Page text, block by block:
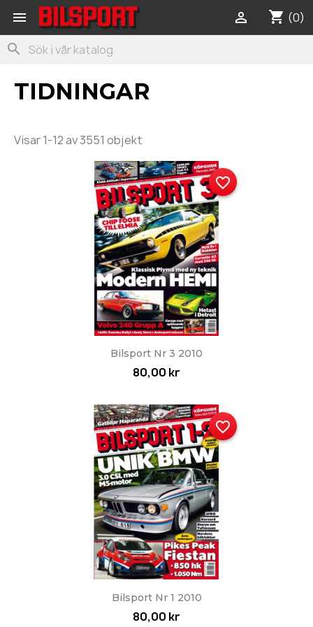
 shopping_cart (0)

search
TIDNINGAR
Visar 1-12 av 3551 objekt
Bilsport Nr 3 2010
80,00 kr
favorite_border
Bilsport Nr 1 2010
80,00 kr
favorite_border